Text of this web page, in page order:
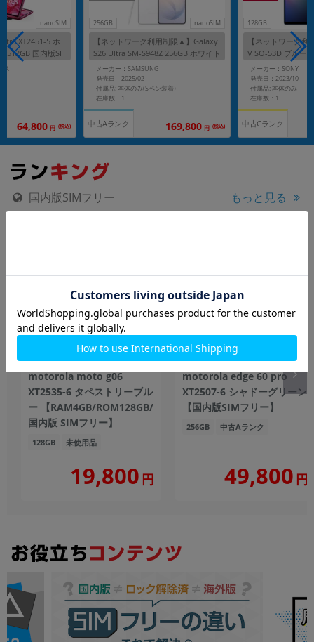
nanoSIM
XT2451-5 ホ
512GB 国内版SI
64,800 円 (税込)
256GB nanoSIM
【ネットワーク利用制限▲】Galaxy
S26 Ultra SM-S948Z 256GB ホワイト
【SoftBank版 SIMフリー】
メーカー：SAMSUNG
発売日：2025/02
付属品: 本体のみ(Sペン装着)
在庫数：1
中古Aランク 169,800 円 (税込)
128GB
【ネットワーク
V SO-53D ブルー
リー】
メーカー：SONY
発売日：2023/10
付属品: 本体のみ
在庫数：1
中古Cランク
国内版SIMフリー もっと見る
motorola moto g06
XT2535-6 タペストリーブル
ー 【RAM4GB/ROM128GB/
国内版 SIMフリー】
128GB 未使用品
19,800 円
motorola edge 60 pro
XT2507-6 シャドーグリーン
【国内版SIMフリー】
256GB 中古Aランク
49,800 円